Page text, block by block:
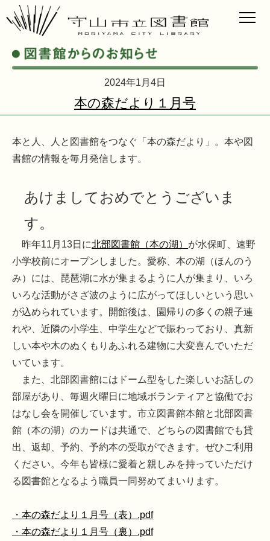
2024年1月4日
本の森だより１月号
本と人、人と図書館をつなぐ「本の森だより」。本や図
書館の情報を毎月発信します。
あけましておめでとうございま
す。
昨年11月13日に北部図書館（本の湖） が水保町、速野
小学校前にオープンしました。愛称、本の湖（ほんのう
み）には、琵琶湖に水が集まるように人が集まり、いろ
いろな活動がさざ波のように広がってほしいという思い
が込められています。開館後は、園帰りの多くの親子連
れや、近隣の小学生、中学生などで賑わっており、真新
しい本や木のぬくもりあふれる建物に大変喜んでいただ
いています。
また、北部図書館にはドーム型をした楽しいお話しの
部屋があり、毎週火曜日に地域ボランティアと協働でお
はなし会を開催しています。市立図書館本館と北部図書
館（本の湖）のカードは共通で、どちらの図書館でも貸
出、返却、予約、予約本の受取ができます。ぜひご利用
ください。今年も皆様に愛着と親しみを持っていただけ
る図書館となるよう職員一同努めてまいります。
・本の森だより１月号（表）.pdf
・本の森だより１月号（裏）.pdf